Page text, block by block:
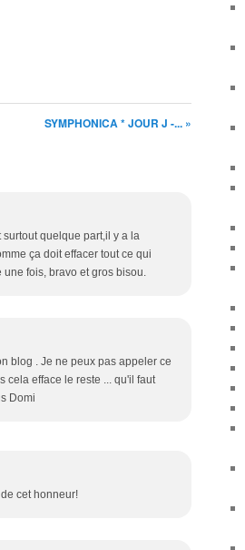
SYMPHONICA * JOUR J -... »
quelque part,il y a la
ça doit effacer tout ce qui
fois, bravo et gros bisou.
blog . Je ne peux pas appeler ce
cela efface le reste ... qu'il faut
Domi
cet honneur!